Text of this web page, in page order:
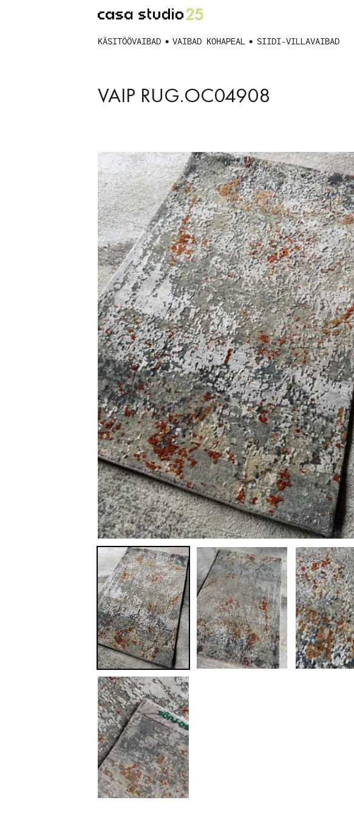
KÄSITÖÖVAIBAD VAIBAD KOHAPEAL SIIDI-VILLAVAIBAD
VAIP RUG.OC04908